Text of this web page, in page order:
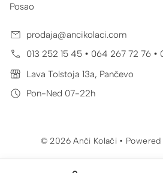
Posao
prodaja@ancikolaci.com
013 252 15 45 • 064 267 72 76 •
Lava Tolstoja 13a, Pančevo
Pon-Ned 07-22h
© 2026 Anči Kolači • Powered